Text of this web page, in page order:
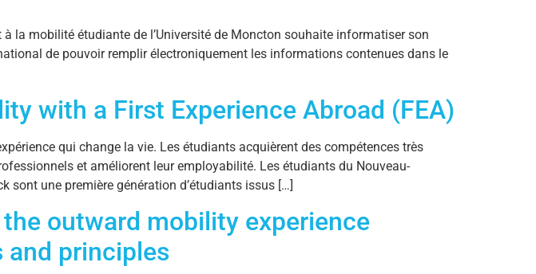
la mobilité étudiante de l’Université de Moncton souhaite informatiser son
de pouvoir remplir électroniquement les informations contenues dans le
with a First Experience Abroad (FEA)
qui change la vie. Les étudiants acquièrent des compétences très
et améliorent leur employabilité. Les étudiants du Nouveau-
sont une première génération d’étudiants issus […]
outward mobility experience
and principles